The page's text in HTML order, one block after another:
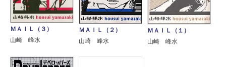
ＭＡＩＬ（３）
山崎 峰水
ＭＡＩＬ（２）
山崎 峰水
ＭＡＩＬ（１）
山崎 峰水